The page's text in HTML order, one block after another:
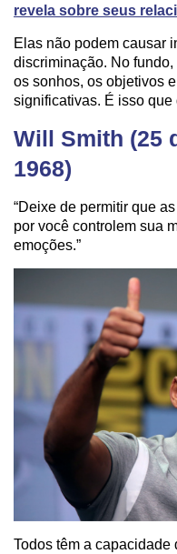
revela sobre seus
Elas não podem causar
discriminação. No
os sonhos, os objetivos
significativas. É isso que
Will Smith (25
1968)
“Deixe de permitir que
por você controlem sua
emoções.”
Todos têm a capacidade